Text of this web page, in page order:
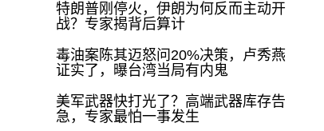
特朗普刚停火，伊朗为何反而主动开
战？专家揭背后算计
毒油案陈其迈怒问20%决策，卢秀燕
证实了，曝台湾当局有内鬼
美军武器快打光了？高端武器库存告
急，专家最怕一事发生